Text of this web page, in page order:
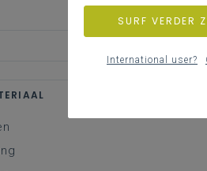
SURF VERDER
International user?